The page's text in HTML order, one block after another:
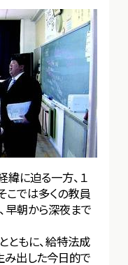
に迫る一方、１
こでは多くの教員
早朝から深夜まで
ともに、給特法成
み出した今日的で